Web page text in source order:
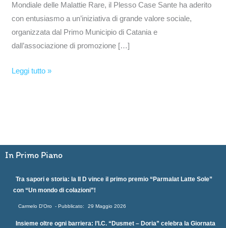
Mondiale delle Malattie Rare, il Plesso Case Sante ha aderito
con entusiasmo a un’iniziativa di grande valore sociale,
organizzata dal Primo Municipio di Catania e
dall’associazione di promozione […]
Leggi tutto »
In Primo Piano
Tra sapori e storia: la II D vince il primo premio “Parmalat Latte Sole”
con “Un mondo di colazioni”!
Carmelo D'Oro 29 Maggio 2026
Insieme oltre ogni barriera: l’I.C. “Dusmet – Doria” celebra la Giornata